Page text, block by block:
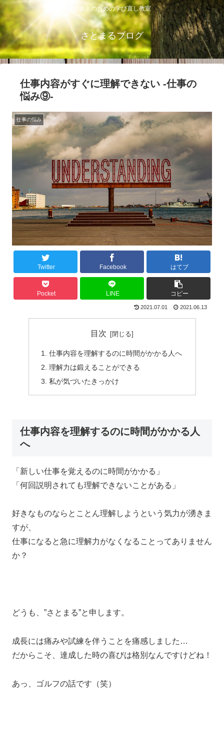
社会人のための学び直し教室
さとまるブログ
仕事内容がすぐに理解できない ‐仕事の
悩み⑨‐
仕事の悩み
Twitter Facebook はてブ
Pocket LINE コピー
2021.07.01 2021.06.13
目次
仕事内容を理解するのに時間がかかる人へ
理解力は鍛えることができる
私が気づいたきっかけ
仕事内容を理解するのに時間がかかる人
へ
「新しい仕事を覚えるのに時間がかかる」
「何回説明されても理解できないことがある」
好きなものならとことん理解しようという気力が湧きま
すが、
仕事になると急に理解力がなくなることってありません
か？
どうも、”さとまる”と申します。
成長には痛みや試練を伴うことを痛感しました…
だからこそ、達成した時の喜びは格別なんですけどね！
あっ、ゴルフの話です（笑）